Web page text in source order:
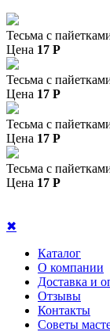
Тесьма с
Цена 17 P
Тесьма с
Цена 17 P
Тесьма с
Цена 17 P
Тесьма с
Цена 17 P
✖
Каталог
О компании
Доставка и
Отзывы
Контакты
Советы